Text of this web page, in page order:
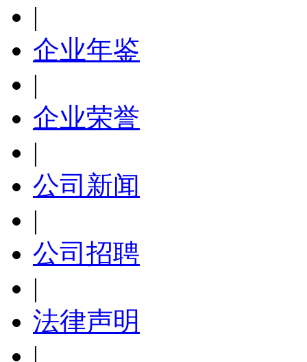
|
企业年鉴
|
企业荣誉
|
公司新闻
|
公司招聘
|
法律声明
|